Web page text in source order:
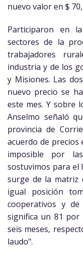
nuevo valor en $
Participaron en
sectores de la
trabajadores
industria y de los
y Misiones. Las
nuevo precio se
este mes. Y sobre
Anselmo señaló
provincia de
acuerdo de
imposible por
sostuvimos para el
surge de la matriz
igual posición
cooperativos y de
significa un 81 por
seis meses,
laudo".